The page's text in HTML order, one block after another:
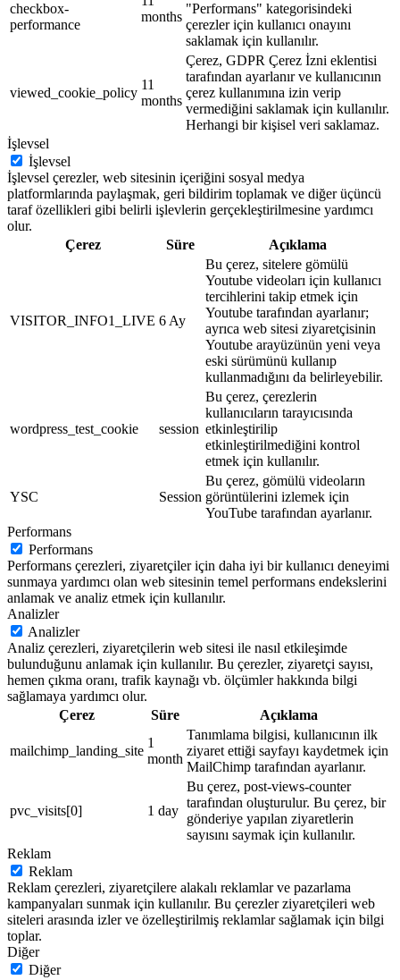
checkbox-
performance
months
"Performans" kategorisindeki
çerezler için kullanıcı onayını
saklamak için kullanılır.
viewed_cookie_policy
11
months
Çerez, GDPR Çerez İzni eklentisi
tarafından ayarlanır ve kullanıcının
çerez kullanımına izin verip
vermediğini saklamak için kullanılır.
Herhangi bir kişisel veri saklamaz.
İşlevsel
İşlevsel
İşlevsel çerezler, web sitesinin içeriğini sosyal medya
platformlarında paylaşmak, geri bildirim toplamak ve diğer üçüncü
taraf özellikleri gibi belirli işlevlerin gerçekleştirilmesine yardımcı
olur.
Çerez
Süre Açıklama
VISITOR_INFO1_LIVE 6 Ay
Bu çerez, sitelere gömülü
Youtube videoları için kullanıcı
tercihlerini takip etmek için
Youtube tarafından ayarlanır;
ayrıca web sitesi ziyaretçisinin
Youtube arayüzünün yeni veya
eski sürümünü kullanıp
kullanmadığını da belirleyebilir.
wordpress_test_cookie session
Bu çerez, çerezlerin
kullanıcıların tarayıcısında
etkinleştirilip
etkinleştirilmediğini kontrol
etmek için kullanılır.
YSC Session
Bu çerez, gömülü videoların
görüntülerini izlemek için
YouTube tarafından ayarlanır.
Performans
Performans
Performans çerezleri, ziyaretçiler için daha iyi bir kullanıcı deneyimi
sunmaya yardımcı olan web sitesinin temel performans endekslerini
anlamak ve analiz etmek için kullanılır.
Analizler
Analizler
Analiz çerezleri, ziyaretçilerin web sitesi ile nasıl etkileşimde
bulunduğunu anlamak için kullanılır. Bu çerezler, ziyaretçi sayısı,
hemen çıkma oranı, trafik kaynağı vb. ölçümler hakkında bilgi
sağlamaya yardımcı olur.
Çerez
Süre Açıklama
mailchimp_landing_site
1
month
Tanımlama bilgisi, kullanıcının ilk
ziyaret ettiği sayfayı kaydetmek için
MailChimp tarafından ayarlanır.
pvc_visits[0] 1 day
Bu çerez, post-views-counter
tarafından oluşturulur. Bu çerez, bir
gönderiye yapılan ziyaretlerin
sayısını saymak için kullanılır.
Reklam
Reklam
Reklam çerezleri, ziyaretçilere alakalı reklamlar ve pazarlama
kampanyaları sunmak için kullanılır. Bu çerezler ziyaretçileri web
siteleri arasında izler ve özelleştirilmiş reklamlar sağlamak için bilgi
toplar.
Diğer
Diğer